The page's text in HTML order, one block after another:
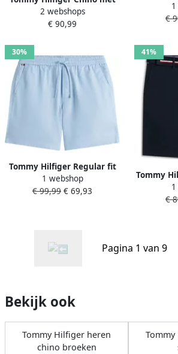
labeldetail model 'CORE
BLEECKER 1985'
2 webshops
€ 90,99
PO
casual
€
30%
Tommy Hilfiger Regular fit
chinobermuda model
'DOVER'
1 webshop
€ 99,99 € 69,93
41%
Tommy
€
Pagina 1 van 9
Bekijk ook
Tommy Hilfiger heren
chino broeken